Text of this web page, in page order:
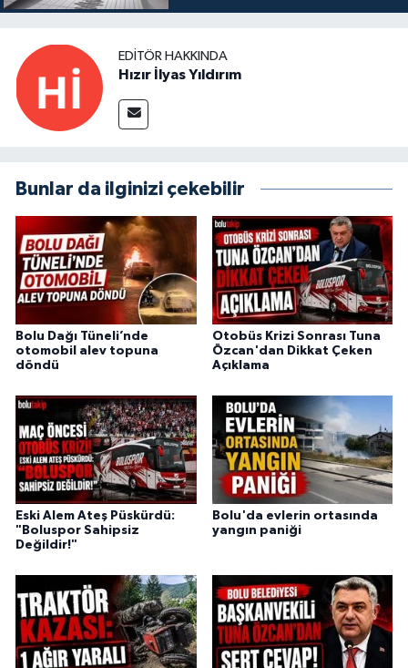
EDITÖR HAKKINDA
Hızır İlyas Yıldırım
Bunlar da ilginizi çekebilir
Bolu Dağı Tüneli’nde
otomobil alev topuna
döndü
Otobüs Krizi Sonrası Tuna
Özcan'dan Dikkat Çeken
Açıklama
Eski Alem Ateş Püskürdü:
"Boluspor Sahipsiz
Değildir!"
Bolu'da evlerin ortasında
yangın paniği